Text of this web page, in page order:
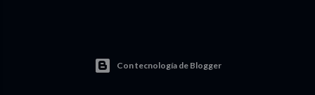
Con tecnología de Blogger